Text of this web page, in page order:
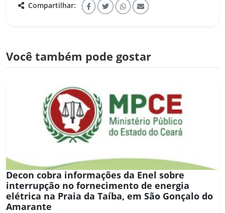
Compartilhar:
Você também pode gostar
Decon cobra informações da Enel sobre
interrupção no fornecimento de energia
elétrica na Praia da Taíba, em São Gonçalo do
Amarante